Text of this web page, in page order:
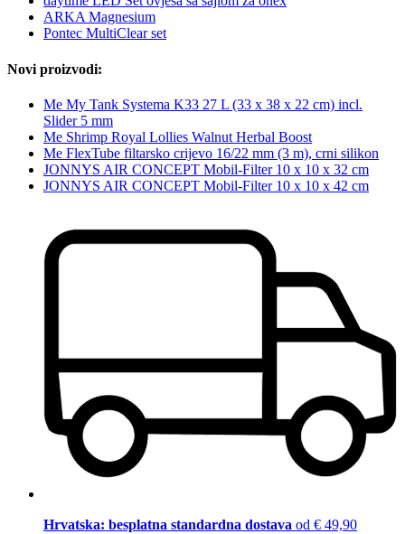
ARKA Magnesium
Pontec MultiClear set
Novi proizvodi:
Me My Tank Systema K33 27 L (33 x 38 x 22 cm) incl.
Slider 5 mm
Me Shrimp Royal Lollies Walnut Herbal Boost
Me FlexTube filtarsko crijevo 16/22 mm (3 m), crni silikon
JONNYS AIR CONCEPT Mobil-Filter 10 x 10 x 32 cm
JONNYS AIR CONCEPT Mobil-Filter 10 x 10 x 42 cm
Hrvatska: besplatna standardna dostava od € 49,90